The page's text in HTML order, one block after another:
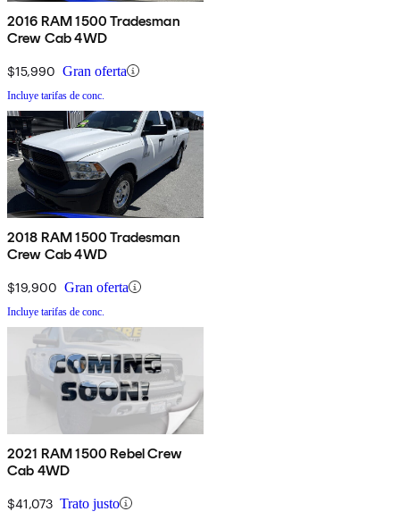
2016 RAM 1500 Tradesman
Crew Cab 4WD
$15,990 Gran oferta
Incluye tarifas de conc.
2018 RAM 1500 Tradesman
Crew Cab 4WD
$19,900 Gran oferta
Incluye tarifas de conc.
2021 RAM 1500 Rebel Crew
Cab 4WD
$41,073 Trato justo